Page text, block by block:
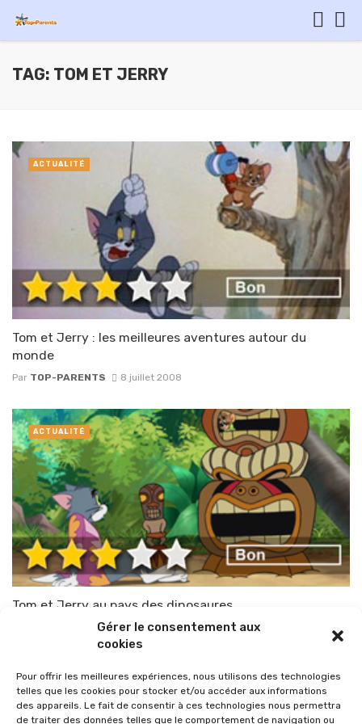
Gérer le consentement aux
cookies
Pour offrir les meilleures expériences, nous utilisons des technologies
telles que les cookies pour stocker et/ou accéder aux informations
des appareils. Le fait de consentir à ces technologies nous permettra
de traiter des données telles que le comportement de navigation ou
TAG: TOM ET JERRY
Tom et Jerry : les meilleures aventures autour du
monde
Par TOP-PARENTS 8 juillet 2008
ACTUALITÉ
Tom et Jerry au pays des dinosaures
TOP-PARENTS 2 juillet 2008
ACTUALITÉ